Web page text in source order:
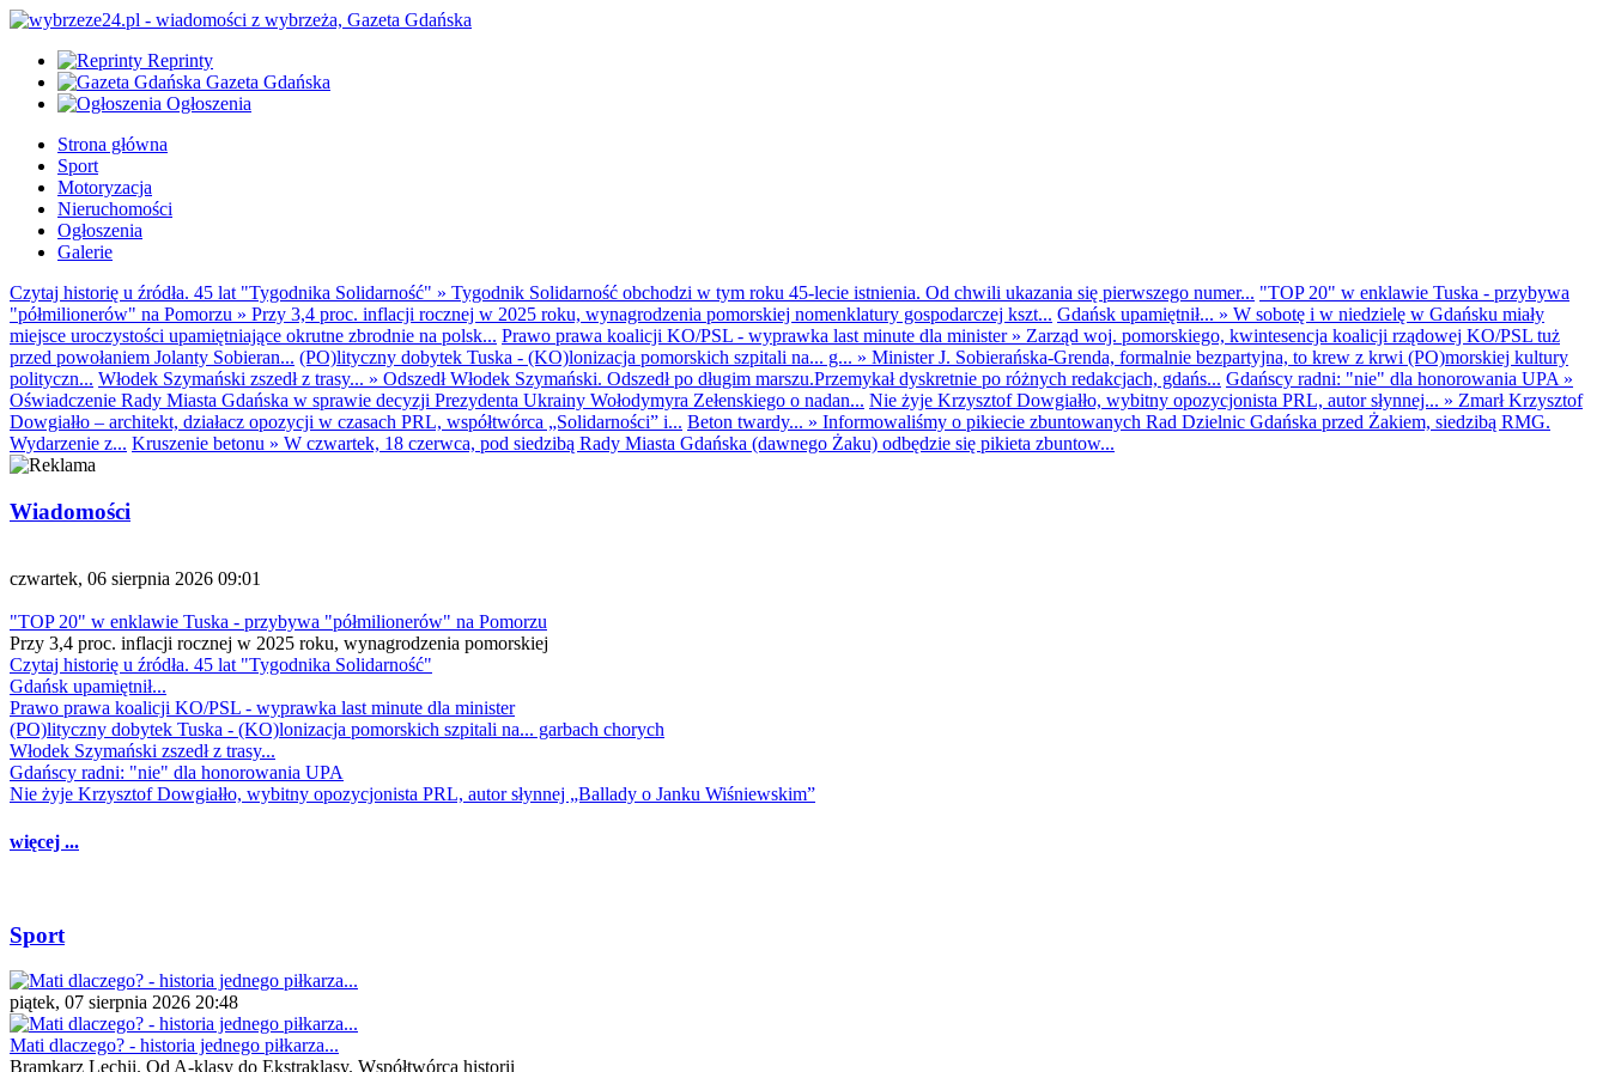
Reprinty
Gazeta Gdańska
Ogłoszenia
Strona główna
Sport
Motoryzacja
Nieruchomości
Ogłoszenia
Galerie
Czytaj historię u źródła. 45 lat "Tygodnika Solidarność" » Tygodnik Solidarność obchodzi w tym roku 45-lecie istnienia. Od chwili ukazania się pierwszego numer... "TOP 20" w enklawie Tuska - przybywa
"półmilionerów" na Pomorzu » Przy 3,4 proc. inflacji rocznej w 2025 roku, wynagrodzenia pomorskiej nomenklatury gospodarczej kszt... Gdańsk upamiętnił... » W sobotę i w niedzielę w Gdańsku miały
miejsce uroczystości upamiętniające okrutne zbrodnie na polsk... Prawo prawa koalicji KO/PSL - wyprawka last minute dla minister» Zarząd woj. pomorskiego, kwintesencja koalicji rządowej KO/PSL tuż
przed powołaniem Jolanty Sobieran... (PO)lityczny dobytek Tuska - (KO)lonizacja pomorskich szpitali na... g... » Minister J. Sobierańska-Grenda, formalnie bezpartyjna, to krew z krwi (PO)morskiej kultury
polityczn... Włodek Szymański zszedł z trasy... » Odszedł Włodek Szymański. Odszedł po długim marszu.Przemykał dyskretnie po różnych redakcjach, gdańs... Gdańscy radni: "nie" dla honorowania UPA »
Oświadczenie Rady Miasta Gdańska w sprawie decyzji Prezydenta Ukrainy Wołodymyra Zełenskiego o nadan... Nie żyje Krzysztof Dowgiałło, wybitny opozycjonista PRL, autor słynnej... » Zmarł Krzysztof
Dowgiałło – architekt, działacz opozycji w czasach PRL, współtwórca „Solidarności” i... Beton twardy... » Informowaliśmy o pikiecie zbuntowanych Rad Dzielnic Gdańska przed Żakiem, siedzibą RMG.
Wydarzenie z... Kruszenie betonu » W czwartek, 18 czerwca, pod siedzibą Rady Miasta Gdańska (dawnego Żaku) odbędzie się pikieta zbuntow...
Wiadomości
czwartek, 06 sierpnia 2026 09:01
"TOP 20" w enklawie Tuska - przybywa "półmilionerów" na Pomorzu
Przy 3,4 proc. inflacji rocznej w 2025 roku, wynagrodzenia pomorskiej
Czytaj historię u źródła. 45 lat "Tygodnika Solidarność"
Gdańsk upamiętnił...
Prawo prawa koalicji KO/PSL - wyprawka last minute dla minister
(PO)lityczny dobytek Tuska - (KO)lonizacja pomorskich szpitali na... garbach chorych
Włodek Szymański zszedł z trasy...
Gdańscy radni: "nie" dla honorowania UPA
Nie żyje Krzysztof Dowgiałło, wybitny opozycjonista PRL, autor słynnej „Ballady o Janku Wiśniewskim”
więcej ...
Sport
piątek, 07 sierpnia 2026 20:48
Mati dlaczego? - historia jednego piłkarza...
Bramkarz Lechii. Od A-klasy do Ekstraklasy. Współtwórca historii